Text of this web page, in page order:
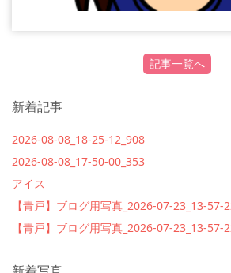
記事一覧へ
新着記事
2026-08-08_18-25-12_908
2026-08-08_17-50-00_353
アイス
【青戸】ブログ用写真_2026-07-23_13-57-
【青戸】ブログ用写真_2026-07-23_13-57-